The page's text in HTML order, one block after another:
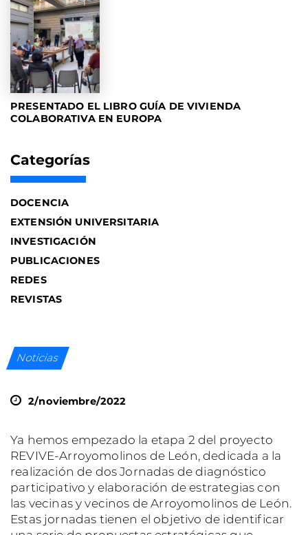
PRESENTADO EL LIBRO GUÍA DE VIVIENDA
COLABORATIVA EN EUROPA
Categorías
DOCENCIA
EXTENSIÓN UNIVERSITARIA
INVESTIGACIÓN
PUBLICACIONES
REDES
REVISTAS
Noticias
2/noviembre/2022
Ya hemos empezado la etapa 2 del proyecto
REVIVE-Arroyomolinos de León, dedicada a la
realización de dos Jornadas de diagnóstico
participativo y elaboración de estrategias con
las vecinas y vecinos de Arroyomolinos de León.
Estas jornadas tienen el objetivo de identificar